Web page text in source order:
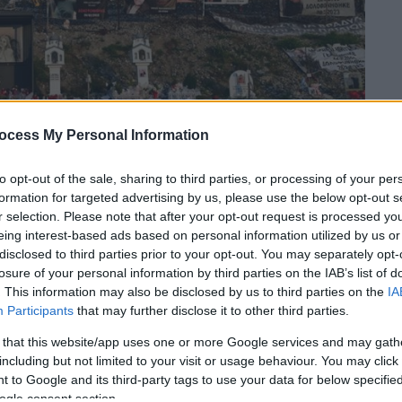
My Personal Information
opt-out of the sale, sharing to third parties, or processing of your
for targeted advertising by us, please use the below opt-out
selection. Please note that after your opt-out request is processed
interest-based ads based on personal information utilized by us
to third parties prior to your opt-out. You may separately
of your personal information by third parties on the IAB’s list of
This information may also be disclosed by us to third parties on the
Participants that may further disclose it to other third parties.
that this website/app uses one or more Google services and may
but not limited to your visit or usage behaviour. You may
to Google and its third-party tags to use your data for below
consent section.
το ΕΘΝΟΣ στη Google
στοΤριμελές Πλημμελειοδικείο Αθηνών,η
για τη Σύμβαση 717.
του θανάτου ενός εκ των δύο
ημέρες.